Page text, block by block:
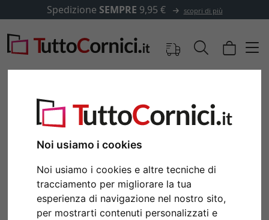
Noi usiamo i cookies
Noi usiamo i cookies e altre tecniche di
tracciamento per migliorare la tua
esperienza di navigazione nel nostro sito,
per mostrarti contenuti personalizzati e
Spedizione SEMPRE 9,95 € scopri di più
Indietro